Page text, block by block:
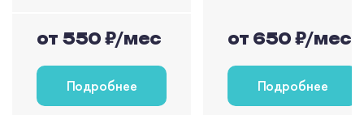
от 550 ₽/мес
Подробнее
от 650 ₽/мес
Подробнее